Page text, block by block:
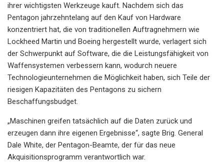
ihrer wichtigsten Werkzeuge kauft. Nachdem sich das
Pentagon jahrzehntelang auf den Kauf von Hardware
konzentriert hat, die von traditionellen Auftragnehmern wie
Lockheed Martin und Boeing hergestellt wurde, verlagert sich
der Schwerpunkt auf Software, die die Leistungsfähigkeit von
Waffensystemen verbessern kann, wodurch neuere
Technologieunternehmen die Möglichkeit haben, sich Teile der
riesigen Kapazitäten des Pentagons zu sichern
Beschaffungsbudget.
„Maschinen greifen tatsächlich auf die Daten zurück und
erzeugen dann ihre eigenen Ergebnisse“, sagte Brig. General
Dale White, der Pentagon-Beamte, der für das neue
Akquisitionsprogramm verantwortlich war.